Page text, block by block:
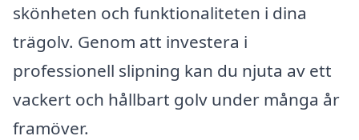
skönheten och funktionaliteten i dina
trägolv. Genom att investera i
professionell slipning kan du njuta av ett
vackert och hållbart golv under många år
framöver.